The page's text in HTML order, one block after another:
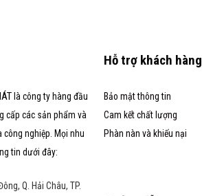
là công ty hàng đầu
cấp các sản phẩm và
nghiệp. Mọi nhu
tin dưới đây:
Q. Hải Châu, TP.
Hỗ trợ khách hàng
Bảo mật thông tin
Cam kết chất lượng
Phàn nàn và khiếu nại